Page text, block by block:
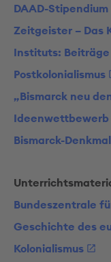
DAAD-
Zeitgeister – Das
Instituts: Beiträge
Postkolonialismus
„Bismarck neu
Ideenwettbewerb
Bismarck-
Bundeszentrale
Geschichte des
Kolonialismus